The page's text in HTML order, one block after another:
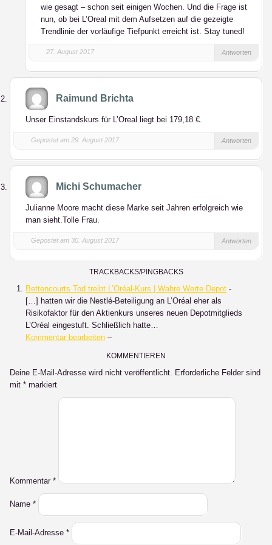
wie gesagt – schon seit einigen Wochen. Und die Frage ist
nun, ob bei L’Oreal mit dem Aufsetzen auf die gezeigte
Trendlinie der vorläufige Tiefpunkt erreicht ist. Stay tuned!
27. August 2017 Antworten
Raimund Brichta
Unser Einstandskurs für L’Oreal liegt bei 179,18 €.
Gepostet am 29. August 2017 Antworten
Michi Schumacher
Julianne Moore macht diese Marke seit Jahren erfolgreich wie
man sieht.Tolle Frau.
Gepostet am 30. August 2017 Antworten
TRACKBACKS/PINGBACKS
Bettencourts Tod treibt L’Oréal-Kurs | Wahre Werte Depot -
[…] hatten wir die Nestlé-Beteiligung an L’Oréal eher als
Risikofaktor für den Aktienkurs unseres neuen Depotmitglieds
L’Oréal eingestuft. Schließlich hatte…
Kommentar bearbeiten –
KOMMENTIEREN
Deine E-Mail-Adresse wird nicht veröffentlicht. Erforderliche Felder sind
mit * markiert
Kommentar *
Name *
E-Mail-Adresse *